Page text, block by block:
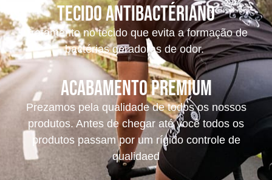
tecido antibactériano
Tratamento no tecido que evita a formação de
bactérias geradoras de odor.
acabamento premium
Prezamos pela qualidade de todos os nossos
produtos. Antes de chegar até você todos os
produtos passam por um rígido controle de
qualidaed